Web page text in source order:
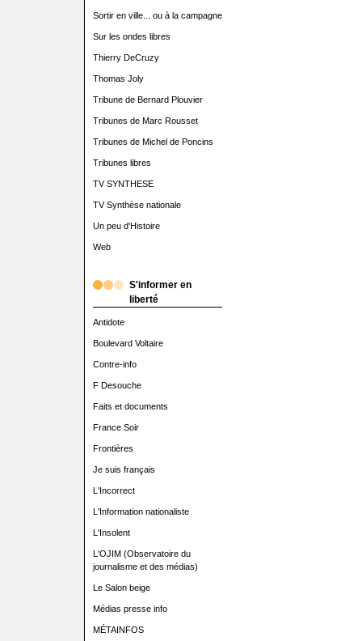
Sortir en ville... ou à la campagne
Sur les ondes libres
Thierry DeCruzy
Thomas Joly
Tribune de Bernard Plouvier
Tribunes de Marc Rousset
Tribunes de Michel de Poncins
Tribunes libres
TV SYNTHESE
TV Synthèse nationale
Un peu d'Histoire
Web
S'informer en
liberté
Antidote
Boulevard Voltaire
Contre-info
F Desouche
Faits et documents
France Soir
Frontières
Je suis français
L'Incorrect
L'Information nationaliste
L'Insolent
L'OJIM (Observatoire du
journalisme et des médias)
Le Salon beige
Médias presse info
MÉTAINFOS